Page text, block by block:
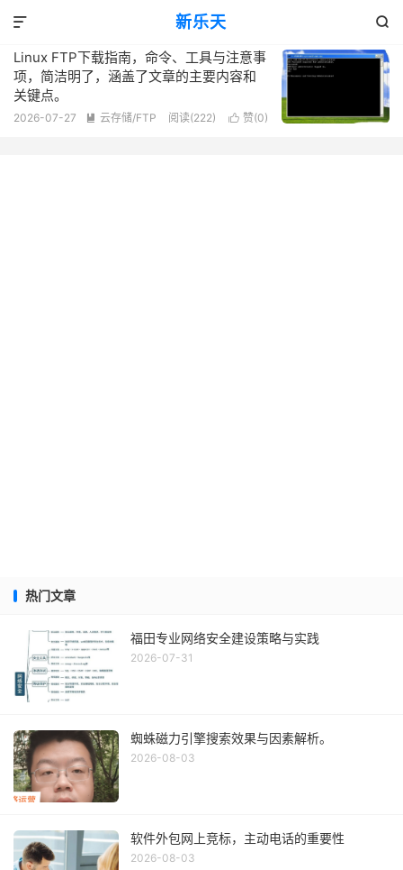
新乐天 
 共 1 篇文章
标签：文件传输工具（如scp
Linux FTP下载指南，命令、工具与注意事
项，简洁明了，涵盖了文章的主要内容和
关键点。
 赞(0)
2026-07-27  云存储/FTP 阅读(222)
热门文章
福田专业网络安全建设策略与实践
2026-07-31
蜘蛛磁力引擎搜索效果与因素解析。
2026-08-03
软件外包网上竞标，主动电话的重要性
2026-08-03